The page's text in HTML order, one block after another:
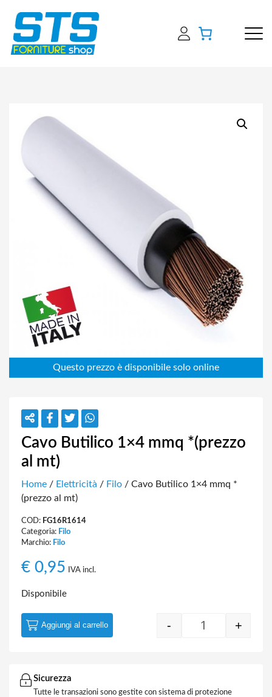
Cavo Butilico 1×4 mmq *(prezzo
al mt)
Home / Elettricità / Filo / Cavo Butilico 1×4 mmq *
(prezzo al mt)
COD: FG16R1614
Categoria: Filo
Marchio: Filo
€ 0,95 IVA incl.
Disponibile
Cavo Butilico
- +
Aggiungi al carrello
Sicurezza
Tutte le transazioni sono gestite con sistema di protezione